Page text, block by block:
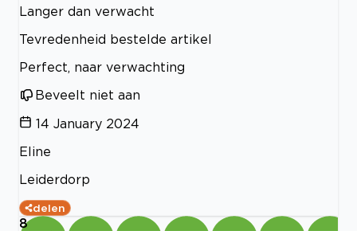
Langer dan verwacht
Tevredenheid bestelde artikel
Perfect, naar verwachting
Beveelt niet aan
14 January 2024
Eline
Leiderdorp
delen
8